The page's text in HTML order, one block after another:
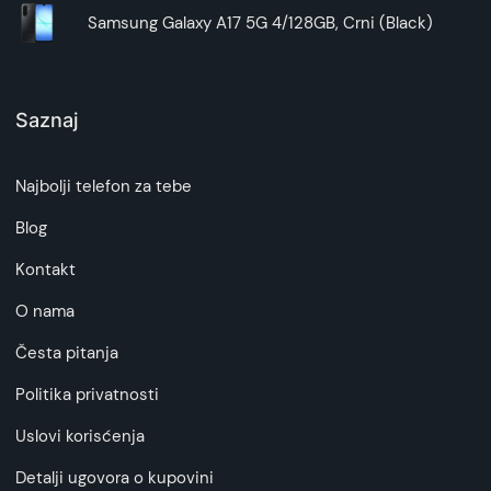
Kao što se vidi na slikama koje su uživo slikane u
prosečnom automobilu, držač ne zauzima nešto
prostora u autu.
cene i kvaliteta?
zbog kvaliteta.
Samsung Galaxy A17 5G 4/128GB, Crni (Black)
Saznaj
Najbolji telefon za tebe
Blog
Kontakt
O nama
Česta pitanja
Politika privatnosti
Uslovi korisćenja
Detalji ugovora o kupovini